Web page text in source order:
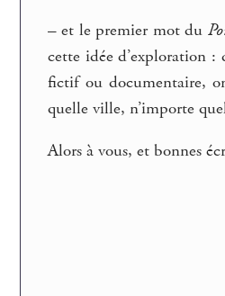
– et le premier mot du
cette idée d’exploration
fictif ou documentaire,
quelle ville, n’importe
Alors à vous, et bonnes